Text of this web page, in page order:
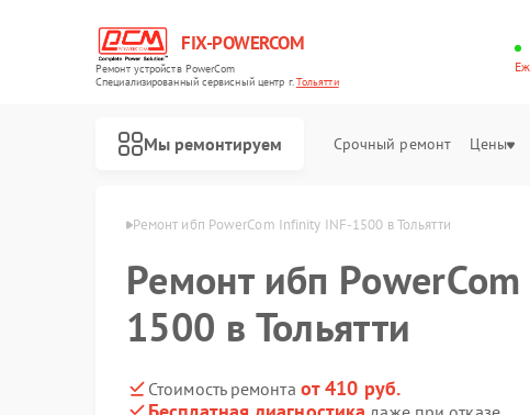
FIX-POWERCOM
Ремонт устройств PowerCom
Специализированный cервисный центр г.Тольятти
Мы ремонтируем Срочный ремонт Цены
Ремонт ибп PowerCom Infinity INF-1500 в Тольятти
Ремонт ибп
1500 в Тольятти
Стоимость ремонта от 410 руб.